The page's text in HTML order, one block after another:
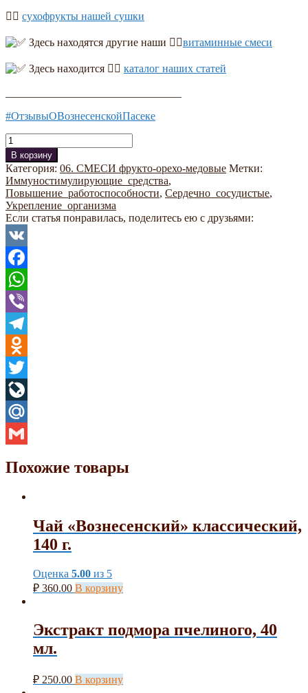
👉🏻 сухофрукты нашей сушки
Здесь находятся другие наши 👉🏻витаминные смеси
Здесь находится 👉🏻 каталог наших статей
#ОтзывыОВознесенскойПасеке
Количество
В корзину
Категория: 06. СМЕСИ фрукто-орехо-медовые Метки:
Иммуностимулирующие_средства,
Повышение_работоспособности, Сердечно_сосудистые,
Укрепление_организма
Если статья понравилась, поделитесь ею с друзьями:
VK
Facebook
WhatsApp
Viber
Telegram
Odnoklassniki
Twitter
LiveJournal
Mail.Ru
Похожие товары
Чай «Вознесенский» классический,
140 г.
Оценка 5.00 из 5
₽ 360.00 В корзину
Экстракт подмора пчелиного, 40
мл.
₽ 250.00 В корзину